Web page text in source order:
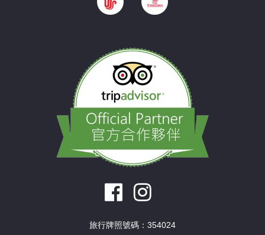
旅行牌照號碼：354024